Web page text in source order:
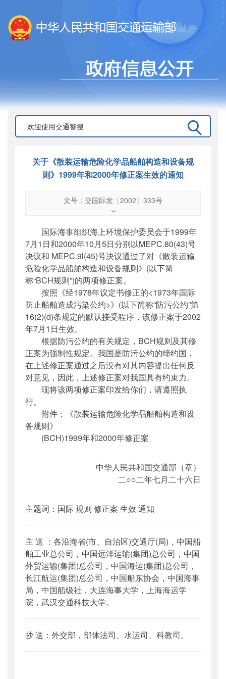
关于《散装运输危险化学品船舶构造和设备规
则》1999年和2000年修正案生效的通知
文号：交国际发〔2002〕333号
交国际发〔2002〕333号
公开日期：2002年07月16日
主题词 ： 国际;规则;修正案;生效;通知;散装运
输危...
机构分类：国际合作司
主题分类：其他
公文类型：部文件
国际海事组织海上环境保护委员会于1999年
7月1日和2000年10月5日分别以MEPC.80(43)号
决议和 MEPC.9l(45)号决议通过了对《散装运输
危险化学品船舶构造和设备规则》(以下简
称“BCH规则”)的两项修正案。
按照《经1978年议定书修正的<1973年国际
防止船舶造成污染公约>》(以下简称“防污公约”第
16(2)(d)条规定的默认接受程序，该修正案于2002
年7月1日生效。
根据防污公约的有关规定，BCH规则及其修
正案为强制性规定。我国是防污公约的缔约国，
在上述修正案通过之后没有对其内容提出任何反
对意见，因此，上述修正案对我国具有约束力。
现将该两项修正案印发给你们，请遵照执
行。
附件：《散装运输危险化学品船舶构造和设
备规则》
(BCH)1999年和2000年修正案
中华人民共和国交通部（章）
二○○二年七月二十六日
主题词：国际 规则 修正案 生效 通知
主 送 ：各沿海省(市、自治区)交通厅(局)，中国船
舶工业总公司，中国远洋运输(集团)总公司，中国
外贸运输(集团)总公司，中国海运(集团)总公司，
长江航运(集团)总公司，中国船东协会，中国海事
局，中国船级社，大连海事大学，上海海运学
院，武汉交通科技大学。
抄 送：外交部，部体法司、水运司、科教司。